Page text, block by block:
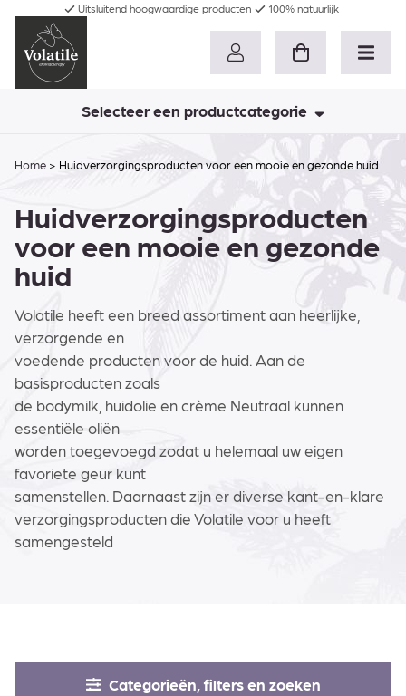
Uitsluitend hoogwaardige producten 100% natuurlijk
Selecteer een productcategorie
Home > Huidverzorgingsproducten voor een mooie en gezonde huid
Huidverzorgingsproducten
voor een mooie en gezonde
huid
Volatile heeft een breed assortiment aan heerlijke,
verzorgende en
voedende producten voor de huid. Aan de
basisproducten zoals
de bodymilk, huidolie en crème Neutraal kunnen
essentiële oliën
worden toegevoegd zodat u helemaal uw eigen
favoriete geur kunt
samenstellen. Daarnaast zijn er diverse kant-en-klare
verzorgingsproducten die Volatile voor u heeft
samengesteld
Categorieën, filters en zoeken